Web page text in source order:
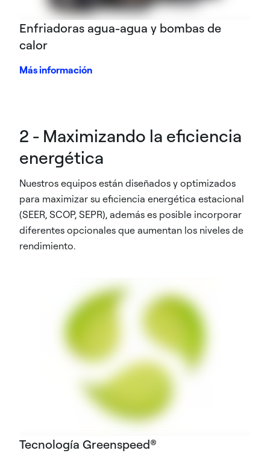
Enfriadoras agua-agua y bombas de
calor
Más información
2 - Maximizando la eficiencia
energética
Nuestros equipos están diseñados y optimizados
para maximizar su eficiencia energética estacional
(SEER, SCOP, SEPR), además es posible incorporar
diferentes opcionales que aumentan los niveles de
rendimiento.
Tecnología Greenspeed®